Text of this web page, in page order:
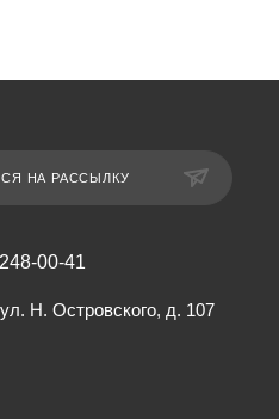
НА РАССЫЛКУ
00-41
Н. Островского, д. 107